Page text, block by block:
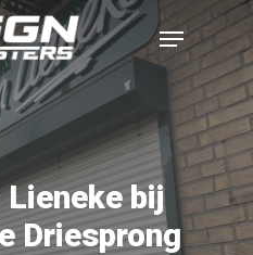
bij
Driesprong